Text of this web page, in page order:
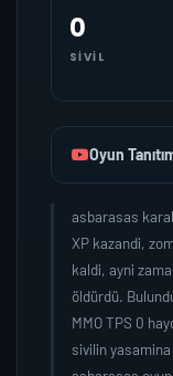
0
SIVIL
Oyun
asbarasas
XP kazandi,
kaldi, ayni
öldürdü.
MMO TPS 0
sivilin